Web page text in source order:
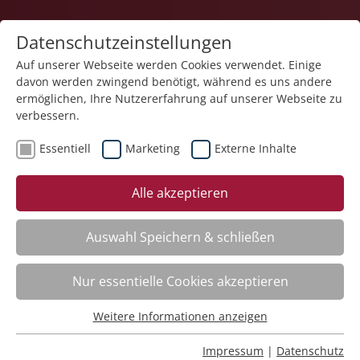
1
Veranstaltung "Basics in der Pflege – Kurs
Prophylaxen" (Nr. 05) wurde in den Warenkorb
gelegt.
Fachbereich
ADHS. Aufmerksamkeitsdefizit-Hyperaktivitätsstörung
261101
Datenschutzeinstellungen
Auf unserer Webseite werden Cookies verwendet. Einige
davon werden zwingend benötigt, während es uns andere
ermöglichen, Ihre Nutzererfahrung auf unserer Webseite zu
verbessern.
Essentiell Marketing Externe Inhalte
Alle akzeptieren
Auswahl Speichern & schließen
Nur essentielle Cookies akzeptieren
Essentielle Cookies werden für grundlegende Funktionen
Weitere Informationen anzeigen
Impressum | Datenschutz